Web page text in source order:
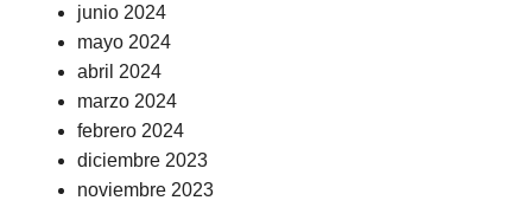
junio 2024
mayo 2024
abril 2024
marzo 2024
febrero 2024
diciembre 2023
noviembre 2023